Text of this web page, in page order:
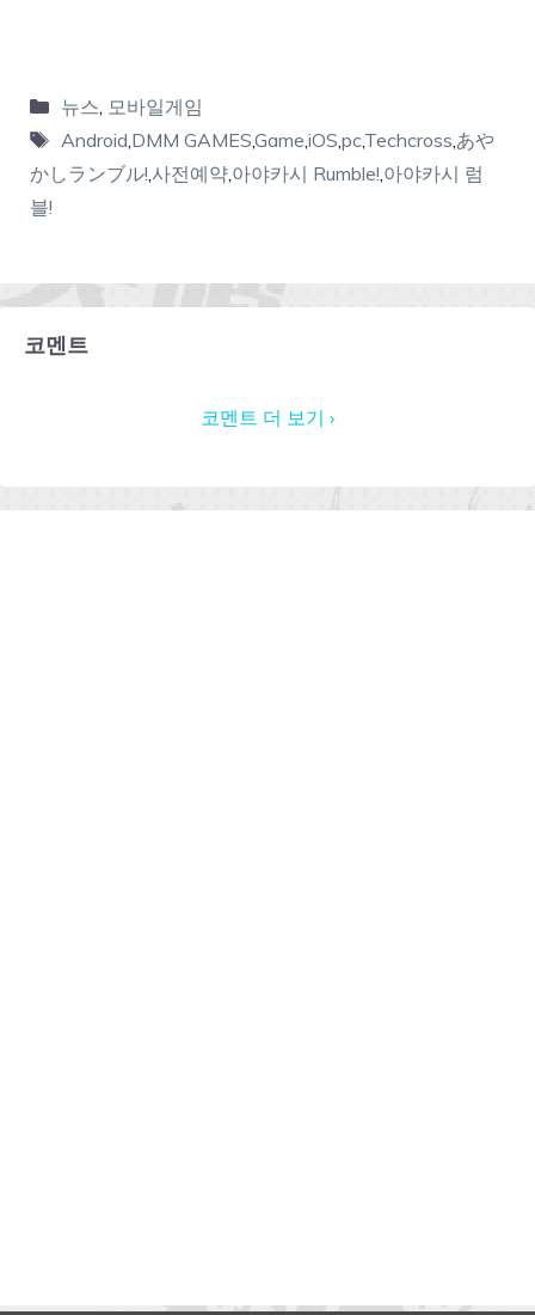
뉴스, 모바일게임
Android,DMM GAMES,Game,iOS,pc,Techcross,あや
かしランブル!,사전예약,아야카시 Rumble!,아야카시 럼
블!
코멘트
코멘트 더 보기 ›